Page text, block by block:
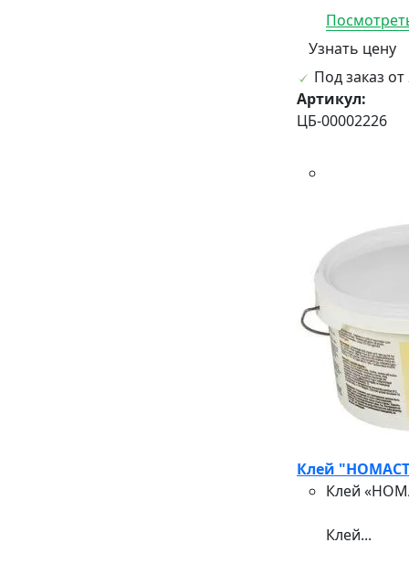
Узнать цену
Под заказ от
Артикул:
ЦБ-00002226
Клей
Клей
Клей...